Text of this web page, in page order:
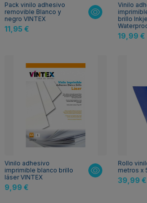
Pack vinilo adhesivo
removible Blanco y
negro VINTEX
11,95 €
Vinilo
brillo
19,99 €
Vinilo adhesivo
imprimible blanco brillo
láser VINTEX
9,99 €
Rollo
metros x
39,99 €